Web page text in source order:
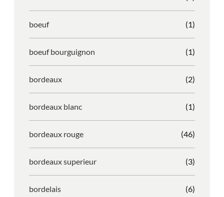
boeuf (1)
boeuf bourguignon (1)
bordeaux (2)
bordeaux blanc (1)
bordeaux rouge (46)
bordeaux superieur (3)
bordelais (6)